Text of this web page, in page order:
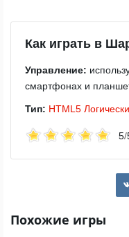
Как играть в
Управление:
смартфонах и
Тип: HTML5
5/
Похожие игры